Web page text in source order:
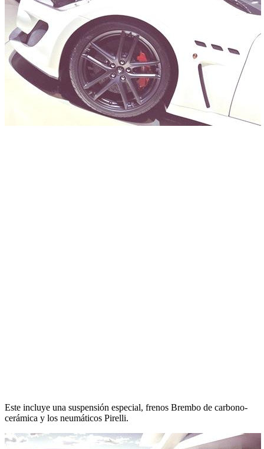
Este incluye una suspensión especial, frenos Brembo de carbono-
cerámica y los neumáticos Pirelli.